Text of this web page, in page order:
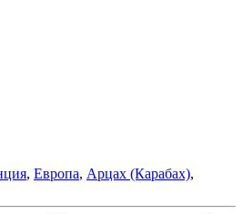
, Европа, Арцах (Карабах),